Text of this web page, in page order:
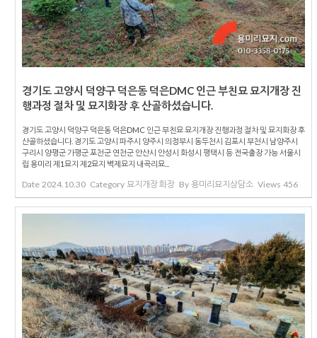
경기도 고양시 덕양구 덕은동 덕은DMC 인근 부친묘 묘지개장 진
행과정 절차 및 묘지화장 후 산골하셨습니다.
경기도 고양시 덕양구 덕은동 덕은DMC 인근 부친묘 묘지개장 진행과정 절차 및 묘지화장 후
산골하셨습니다. 경기도 고양시 파주시 양주시 의정부시 동두천시 김포시 부천시 남양주시
구리시 양평군 가평군 포천군 연천군 안산시 안성시 화성시 평택시 등 전국출장 가능 서울시
립 용미리 제1묘지 제2묘지 벽제묘지 내곡리묘...
Date 2024.10.30 Category 묘지개장 화장 By 용미리묘지상담소 Views 456